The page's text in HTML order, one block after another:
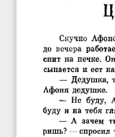
Скучно  Афоне
до  вечера
спит  на  печке.
сыпается  и  ест
—  Дедушка,
Афоня  дедушке.
—  Не  буду,
буду  и  на  тебя
—  А  зачем
ришь? — спросил